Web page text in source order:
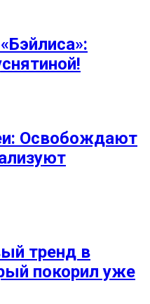
Освобождают
тренд в
покорил уже